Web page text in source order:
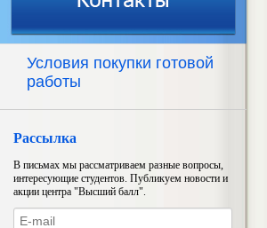
Условия покупки готовой
работы
Рассылка
В письмах мы рассматриваем разные вопросы,
интересующие студентов. Публикуем новости и
акции центра "Высший балл".